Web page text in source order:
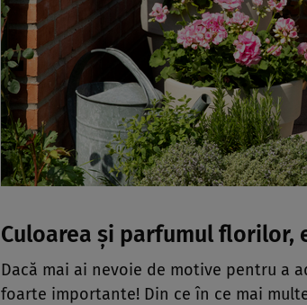
Culoarea și parfumul
Dacă mai ai nevoie de motive pentru a
foarte importante! Din ce în ce mai